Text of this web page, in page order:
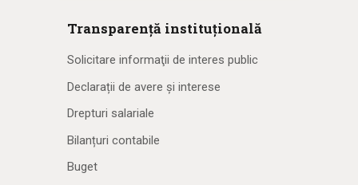
Transparență instituțională
Solicitare informaţii de interes public
Declarații de avere și interese
Drepturi salariale
Bilanțuri contabile
Buget